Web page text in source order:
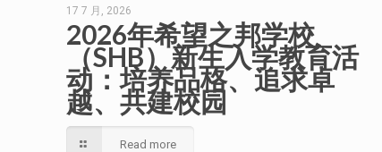
17 7 月, 2026
2026年希望之邦学校
（SHB）新生入学教育活
动：培养品格、追求卓
越、共建校园
Read more